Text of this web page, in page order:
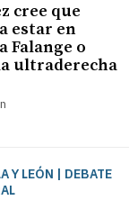
cree que
estar en
Falange o
ultraderecha
Y LEÓN | DEBATE